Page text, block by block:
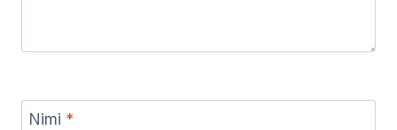
Nimi *